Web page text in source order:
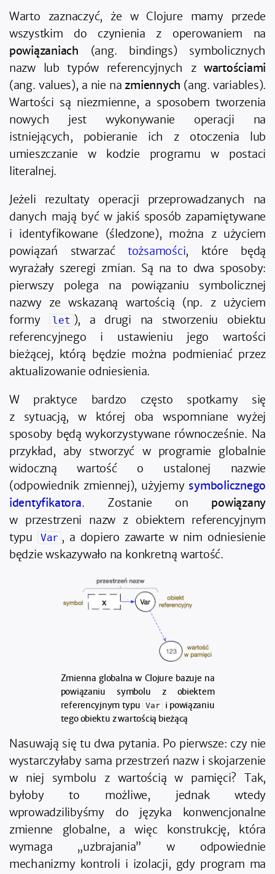
Warto zaznaczyć, że w Clojure mamy przede
wszystkim do czynienia z operowaniem na
powiązaniach (ang. bindings) symbolicznych
nazw lub typów referencyjnych z wartościami
(ang. values), a nie nazmiennych (ang. variables).
Wartości są niezmienne, a sposobem tworzenia
nowych jest wykonywanie operacji na
istniejących, pobieranie ich z otoczenia lub
umieszczanie w kodzie programu w postaci
literalnej.
Jeżeli rezultaty operacji przeprowadzanych na
danych mają być w jakiś sposób zapamiętywane
i identyfikowane (śledzone), można z użyciem
powiązań stwarzaćtożsamości, które będą
wyrażały szeregi zmian. Są na to dwa sposoby:
pierwszy polega na powiązaniu symbolicznej
nazwy ze wskazaną wartością (np. z użyciem
formy
let ), a drugi na stworzeniu obiektu
referencyjnego i ustawieniu jego wartości
bieżącej, którą będzie można podmieniać przez
aktualizowanie odniesienia.
W praktyce bardzo często spotkamy się
z sytuacją, w której oba wspomniane wyżej
sposoby będą wykorzystywane równocześnie. Na
przykład, aby stworzyć w programie globalnie
widoczną wartość o ustalonej nazwie
(odpowiednik zmiennej), użyjemy symbolicznego
identyfikatora. Zostanie on powiązany
w przestrzeni nazw z obiektem referencyjnym
typu
Var , a dopiero zawarte w nim odniesienie
będzie wskazywało na konkretną wartość.
Zmienna globalna w Clojure bazuje na
powiązaniu symbolu z obiektem
referencyjnym typu
Var
i powiązaniu
tego obiektu z wartością bieżącą
Nasuwają się tu dwa pytania. Po pierwsze: czy nie
wystarczyłaby sama przestrzeń nazw i skojarzenie
w niej symbolu z wartością w pamięci? Tak,
byłoby to możliwe, jednak wtedy
wprowadzilibyśmy do języka konwencjonalne
zmienne globalne, a więc konstrukcję, która
wymaga „uzbrajania” w odpowiednie
mechanizmy kontroli i izolacji, gdy program ma